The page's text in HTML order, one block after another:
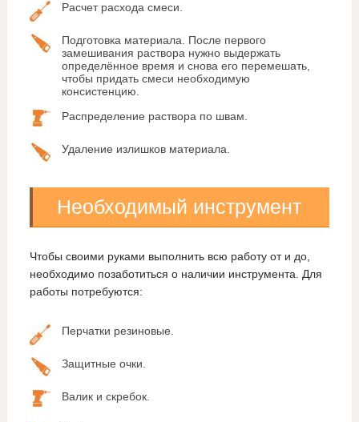
Расчет расхода смеси.
Подготовка материала. После первого
замешивания раствора нужно выдержать
определённое время и снова его перемешать,
чтобы придать смеси необходимую
консистенцию.
Распределение раствора по швам.
Удаление излишков материала.
Необходимый инструмент
Чтобы своими руками выполнить всю работу от и до,
необходимо позаботиться о наличии инструмента. Для
работы потребуются:
Перчатки резиновые.
Защитные очки.
Валик и скребок.